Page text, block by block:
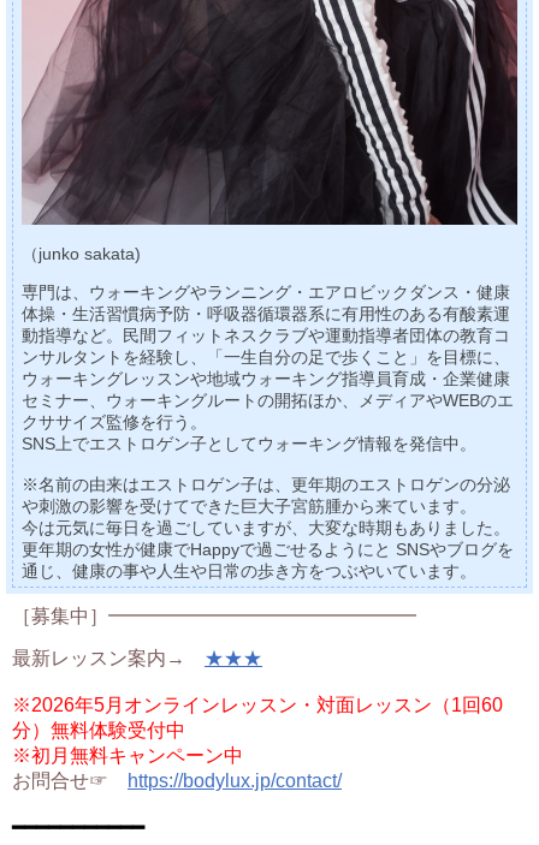
（junko sakata)
専門は、ウォーキングやランニング・エアロビックダンス・健康
体操・生活習慣病予防・呼吸器循環器系に有用性のある有酸素運
動指導など。民間フィットネスクラブや運動指導者団体の教育コ
ンサルタントを経験し、「一生自分の足で歩くこと」を目標に、
ウォーキングレッスンや地域ウォーキング指導員育成・企業健康
セミナー、ウォーキングルートの開拓ほか、メディアやWEBのエ
クササイズ監修を行う。
SNS上でエストロゲン子としてウォーキング情報を発信中。
※名前の由来はエストロゲン子は、更年期のエストロゲンの分泌
や刺激の影響を受けてできた巨大子宮筋腫から来ています。
今は元気に毎日を過ごしていますが、大変な時期もありました。
更年期の女性が健康でHappyで過ごせるようにと SNSやブログを
通じ、健康の事や人生や日常の歩き方をつぶやいています。
［募集中］━━━━━━━━━━━━━━━━
最新レッスン案内→ ★★★
※2026年5月オンラインレッスン・対面レッスン（1回60
分）無料体験受付中
※初月無料キャンペーン中
お問合せ☞
https://bodylux.jp/contact/
━━━━━━━━━━━